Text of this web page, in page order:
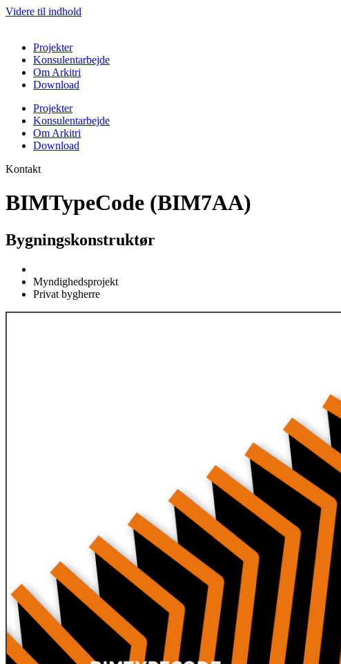
Videre til indhold
Projekter
Konsulentarbejde
Om Arkitri
Download
Projekter
Konsulentarbejde
Om Arkitri
Download
Kontakt
BIMTypeCode (BIM7AA)
Bygningskonstruktør
Myndighedsprojekt
Privat bygherre